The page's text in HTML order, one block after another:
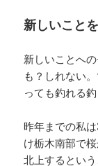
o
o
k
新しいこと
新しいことへ
も？しれない
っても釣れる
昨年までの私
け栃木南部で
北上するとい